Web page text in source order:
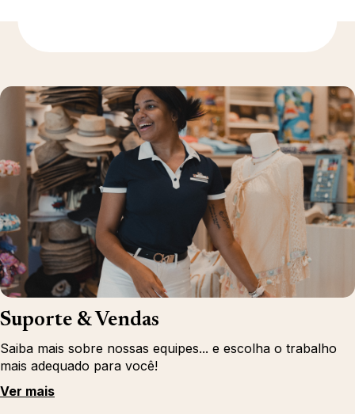
Suporte & Vendas
Saiba mais sobre nossas equipes... e escolha o trabalho
mais adequado para você!
Ver mais